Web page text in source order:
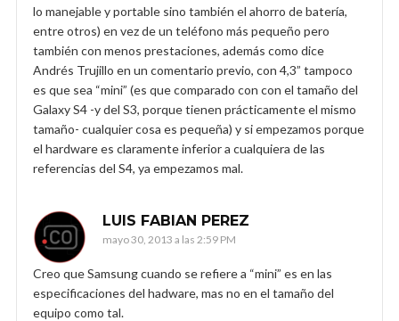
lo manejable y portable sino también el ahorro de batería,
entre otros) en vez de un teléfono más pequeño pero
también con menos prestaciones, además como dice
Andrés Trujillo en un comentario previo, con 4,3” tampoco
es que sea “mini” (es que comparado con con el tamaño del
Galaxy S4 -y del S3, porque tienen prácticamente el mismo
tamaño- cualquier cosa es pequeña) y si empezamos porque
el hardware es claramente inferior a cualquiera de las
referencias del S4, ya empezamos mal.
LUIS FABIAN PEREZ
mayo 30, 2013 a las 2:59 PM
Creo que Samsung cuando se refiere a “mini” es en las
especificaciones del hadware, mas no en el tamaño del
equipo como tal.